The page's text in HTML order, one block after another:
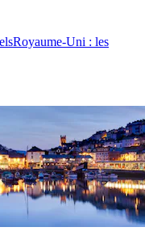
Royaume-Uni : les